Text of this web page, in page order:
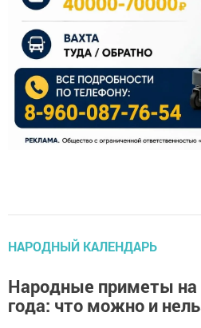
НАРОДНЫЙ КАЛЕНДАРЬ
Народные приметы на
года: что можно и